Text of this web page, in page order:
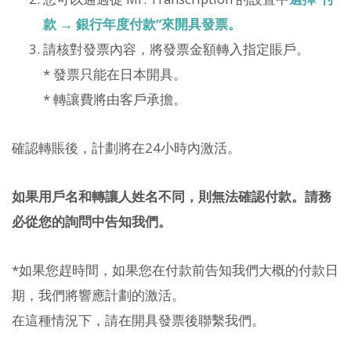
款 → 銀行年度付款”來開具發票。
請核對發票內容，將發票金額轉入指定賬戶。
* 發票只能在日本開具。
* 轉讓費將由客戶承擔。
確認轉賬後，計劃將在24小時內激活。
如果用戶名和轉讓人姓名不同，則無法確認付款。請務
必從您的詢問中告知我們。
*如果您趕時間，如果您在付款前告知我們大概的付款日
期，我們將響應計劃的激活。
在這種情況下，請在開具發票後聯繫我們。